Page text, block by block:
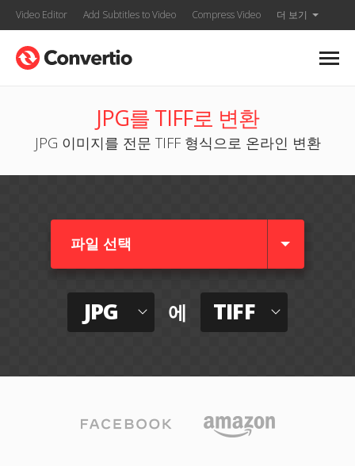
Video Editor Add Subtitles to Video Compress Video 더 보기
JPG를 TIFF로 변환
JPG 이미지를 전문 TIFF 형식으로 온라인 변환
파일 선택
JPG 에 TIFF